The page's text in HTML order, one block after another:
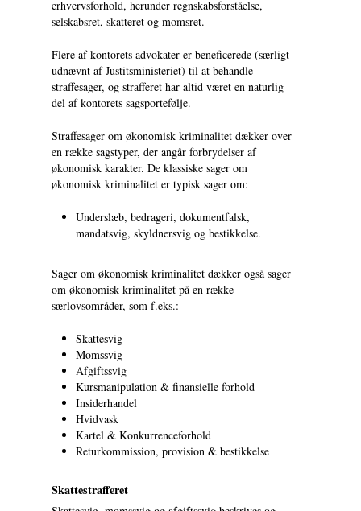
erhvervsforhold, herunder regnskabsforståelse,
selskabsret, skatteret og momsret.
Flere af kontorets advokater er beneficerede (særligt
udnævnt af Justitsministeriet) til at behandle
straffesager, og strafferet har altid været en naturlig
del af kontorets sagsportefølje.
Straffesager om økonomisk kriminalitet dækker over
en række sagstyper, der angår forbrydelser af
økonomisk karakter. De klassiske sager om
økonomisk kriminalitet er typisk sager om:
Underslæb, bedrageri, dokumentfalsk,
mandatsvig, skyldnersvig og bestikkelse.
Sager om økonomisk kriminalitet dækker også sager
om økonomisk kriminalitet på en række
særlovsområder, som f.eks.:
Skattesvig
Momssvig
Afgiftssvig
Kursmanipulation & finansielle forhold
Insiderhandel
Hvidvask
Kartel & Konkurrenceforhold
Returkommission, provision & bestikkelse
Skattestrafferet